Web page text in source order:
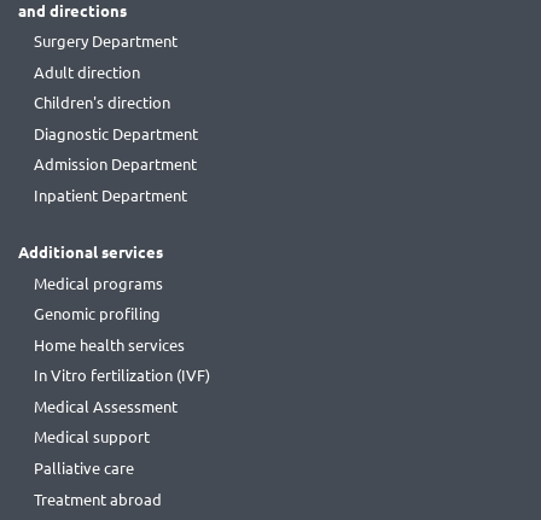
and directions
Surgery Department
Adult direction
Children's direction
Diagnostic Department
Admission Department
Inpatient Department
Additional services
Medical programs
Genomic profiling
Home health services
In Vitro fertilization (IVF)
Medical Assessment
Medical support
Palliative care
Treatment abroad